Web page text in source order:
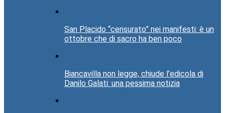
San Placido “censurato” nei manifesti: è un
ottobre che di sacro ha ben poco
Biancavilla non legge, chiude l’edicola di
Danilo Galati: una pessima notizia